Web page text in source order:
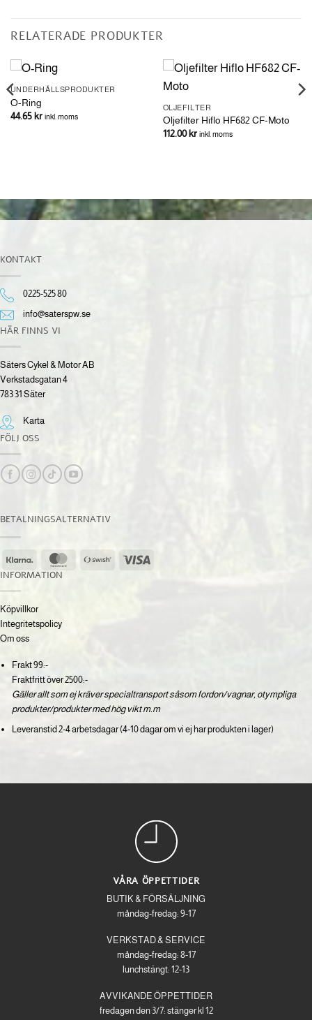
RELATERADE PRODUKTER
UNDERHÅLLSPRODUKTER
O-Ring
44.65 kr inkl. moms
OLJEFILTER
Oljefilter Hiflo HF682 CF-Moto
112.00kr inkl. moms
KONTAKT
0225-525 80
info@saterspw.se
HÄR FINNS VI
Säters Cykel & Motor AB
Verkstadsgatan 4
783 31 Säter
Karta
FÖLJ OSS
BETALNINGSALTERNATIV
Klarna MasterCardSwish
INFORMATION
Köpvillkor
Integritetspolicy
Om oss
Frakt 99:-
Fraktfritt över 2500:-
Gäller allt som ej kräver specialtransport såsom fordon/vagnar, otympliga
produkter/produkter med hög vikt m.m
Leveranstid 2-4 arbetsdagar (4-10 dagar om vi ej har produkten i lager)
VÅRA ÖPPETTIDER
BUTIK & FÖRSÄLJNING
måndag-fredag: 9-17
VERKSTAD & SERVICE
måndag-fredag: 8-17
lunchstängt: 12-13
AVVIKANDE ÖPPETTIDER
fredagen den 3/7: stänger kl 12